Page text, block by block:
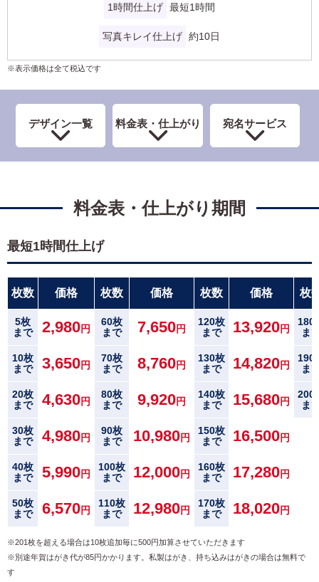
デ
イ
ン
年
賀
中
き
見
舞
い
は
き
キタムラ会員利用規約
プリントサービス利用規約
1時間仕上げ 最短1時間
写真キレイ仕上げ 約10日
※表示価格は全て税込です
デザイン一覧 料金表・仕上がり 宛名サービス
料金表・仕上がり期間
最短1時間仕上げ
枚数 価格 枚数 価格 枚数 価格 枚
5枚
まで
2,980円
60枚
まで
7,650円
120枚
まで
13,920円
180
ま
10枚
まで
3,650円
70枚
まで
8,760円
130枚
まで
14,820円
190
ま
20枚
まで
4,630円
80枚
まで
9,920円
140枚
まで
15,680円
200
ま
30枚
まで
4,980円
90枚
まで
10,980円
150枚
まで
16,500円
40枚
まで
5,990円
100枚
まで
12,000円
160枚
まで
17,280円
50枚
まで
6,570円
110枚
まで
12,980円
170枚
まで
18,020円
※201枚を超える場合は10枚追加毎に500円加算させていただきます
※別途年賀はがき代が85円かかります。私製はがき、持ち込みはがきの場合は無料で
す